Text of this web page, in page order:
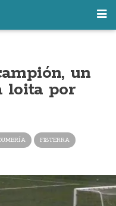
un
loita por
FISTERRA